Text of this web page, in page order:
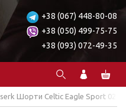
+38 (067) 448-80-08
+38 (050) 499-75-75
+38 (093) 072-49-35
Шорти Celtic Eagle Sport